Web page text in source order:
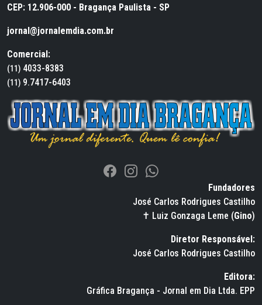
CEP: 12.906-000 - Bragança Paulista - SP
jornal@jornalemdia.com.br
Comercial:
(11) 4033-8383
(11) 9.7417-6403
Fundadores
José Carlos Rodrigues Castilho
✝ Luiz Gonzaga Leme (Gino)
Diretor Responsável:
José Carlos Rodrigues Castilho
Editora:
Gráfica Bragança - Jornal em Dia Ltda. EPP